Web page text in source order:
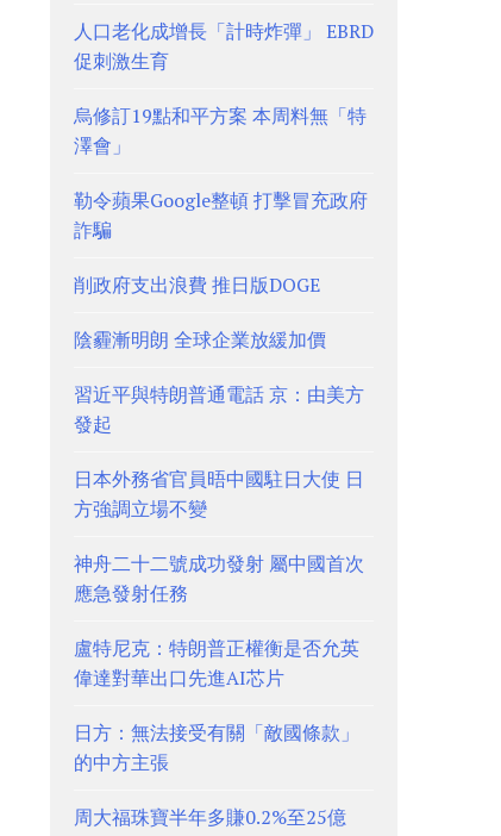
人口老化成增長「計時炸彈」 EBRD
促刺激生育
烏修訂19點和平方案 本周料無「特
澤會」
勒令蘋果Google整頓 打擊冒充政府
詐騙
削政府支出浪費 推日版DOGE
陰霾漸明朗 全球企業放緩加價
習近平與特朗普通電話 京：由美方
發起
日本外務省官員晤中國駐日大使 日
方強調立場不變
神舟二十二號成功發射 屬中國首次
應急發射任務
盧特尼克：特朗普正權衡是否允英
偉達對華出口先進AI芯片
日方：無法接受有關「敵國條款」
的中方主張
周大福珠寶半年多賺0.2%至25億